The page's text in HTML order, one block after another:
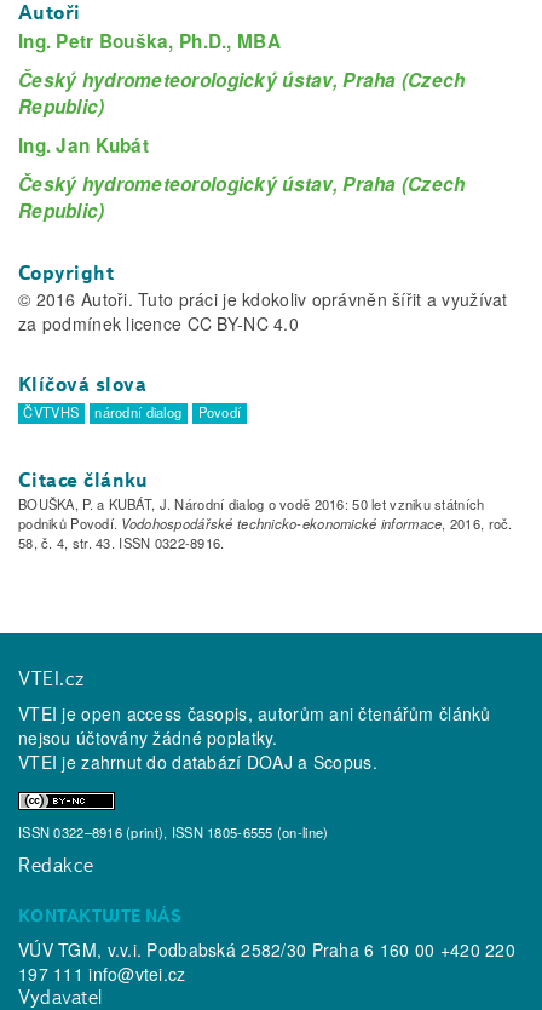
Autoři
Ing. Petr Bouška, Ph.D., MBA
Český hydrometeorologický ústav, Praha (Czech
Republic)
Ing. Jan Kubát
Český hydrometeorologický ústav, Praha (Czech
Republic)
Copyright
© 2016 Autoři. Tuto práci je kdokoliv oprávněn šířit a využívat
za podmínek licence CC BY-NC 4.0
Klíčová slova
ČVTVHS národní dialog Povodí
Citace článku
BOUŠKA, P. a KUBÁT, J. Národní dialog o vodě 2016: 50 let vzniku státních
podniků Povodí. Vodohospodářské technicko-ekonomické informace, 2016, roč.
58, č. 4, str. 43. ISSN 0322-8916.
VTEI.cz
VTEI je open access časopis, autorům ani čtenářům článků
nejsou účtovány žádné poplatky.
VTEI je zahrnut do databází DOAJ a Scopus.
ISSN 0322–8916 (print), ISSN 1805-6555 (on-line)
Redakce
KONTAKTUJTE NÁS
VÚV TGM, v.v.i. Podbabská 2582/30 Praha 6 160 00 +420 220
197 111info@vtei.cz
Vydavatel